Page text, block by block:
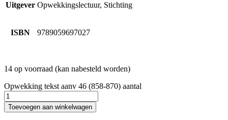
Uitgever Opwekkingslectuur, Stichting
ISBN 9789059697027
14 op voorraad (kan nabesteld worden)
Opwekking tekst aanv 46 (858-870) aantal
Toevoegen aan winkelwagen